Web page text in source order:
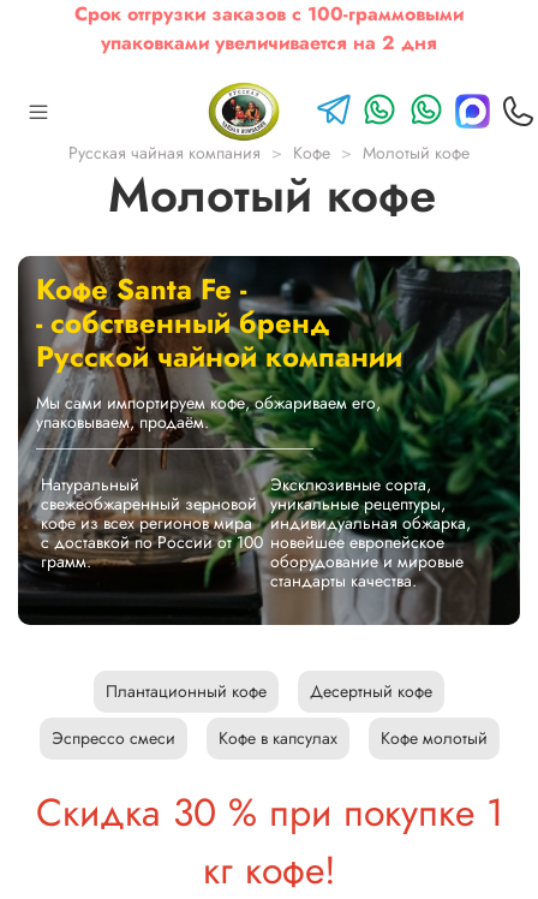
Срок отгрузки заказов с 100-граммовыми
упаковками увеличивается на 2 дня
Русская чайная компания Кофе Молотый кофе
Молотый кофе
Кофе Santa Fe -
- собственный бренд
Русской чайной компании
Мы сами импортируем кофе, обжариваем его,
упаковываем, продаём.
_________________________________
Натуральный
свежеобжаренный зерновой
кофе из всех регионов мира
с доставкой по России от 100
грамм.
Эксклюзивные сорта,
уникальные рецептуры,
индивидуальная обжарка,
новейшее европейское
оборудование и мировые
стандарты качества.
Плантационный кофе
Десертный кофе
Эспрессо смеси
Кофе в капсулах Кофе молотый
Скидка 30 % при покупке 1
кг кофе!